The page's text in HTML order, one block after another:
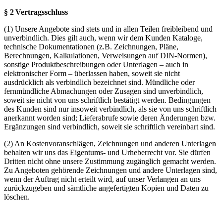
§ 2Vertragsschluss
(1) Unsere Angebote sind stets und in allen Teilen freibleibend und
unverbindlich. Dies gilt auch, wenn wir dem Kunden Kataloge,
technische Dokumentationen (z.B. Zeichnungen, Pläne,
Berechnungen, Kalkulationen, Verweisungen auf DIN-Normen),
sonstige Produktbeschreibungen oder Unterlagen – auch in
elektronischer Form – überlassen haben, soweit sie nicht
ausdrücklich als verbindlich bezeichnet sind. Mündliche oder
fernmündliche Abmachungen oder Zusagen sind unverbindlich,
soweit sie nicht von uns schriftlich bestätigt werden. Bedingungen
des Kunden sind nur insoweit verbindlich, als sie von uns schriftlich
anerkannt worden sind; Lieferabrufe sowie deren Änderungen bzw.
Ergänzungen sind verbindlich, soweit sie schriftlich vereinbart sind.
(2) An Kostenvoranschlägen, Zeichnungen und anderen Unterlagen
behalten wir uns das Eigentums- und Urheberrecht vor. Sie dürfen
Dritten nicht ohne unsere Zustimmung zugänglich gemacht werden.
Zu Angeboten gehörende Zeichnungen und andere Unterlagen sind,
wenn der Auftrag nicht erteilt wird, auf unser Verlangen an uns
zurückzugeben und sämtliche angefertigten Kopien und Daten zu
löschen.